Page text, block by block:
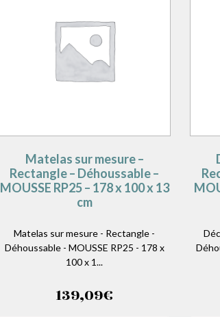
Matelas sur mesure –
Rectangle – Déhoussable –
MOUSSE RP25 – 178 x 100 x 13
cm
Matelas sur mesure - Rectangle -
Déhoussable - MOUSSE RP25 - 178 x
100 x 1...
139,09€